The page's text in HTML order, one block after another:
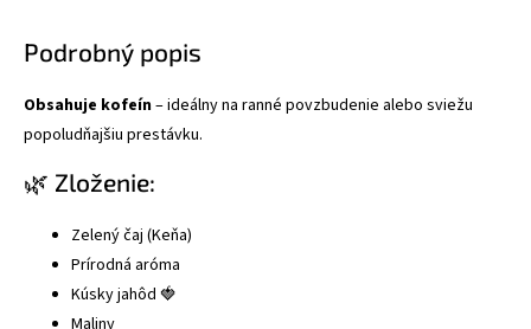
Podrobný popis
Obsahuje kofeín– ideálny na ranné povzbudenie alebo sviežu
popoludňajšiu prestávku.
🌿 Zloženie:
Zelený čaj (Keňa)
Prírodná aróma
Kúsky jahôd 🍓